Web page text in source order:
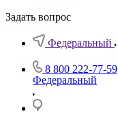
Задать вопрос
Федеральный
8 800 222-77-59
Федеральный